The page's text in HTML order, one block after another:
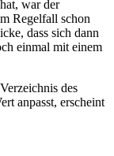
war der
Regelfall schon
dass sich dann
einmal mit einem
des
anpasst, erscheint